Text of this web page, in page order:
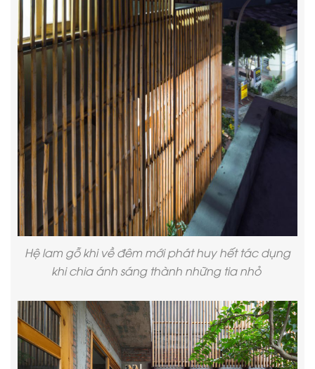
Hệ lam gỗ khi về đêm mới phát huy hết tác dụng
khi chia ánh sáng thành những tia nhỏ